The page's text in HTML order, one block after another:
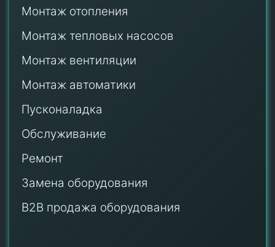
Монтаж отопления
Монтаж тепловых насосов
Монтаж вентиляции
Монтаж автоматики
Пусконаладка
Обслуживание
Ремонт
Замена оборудования
B2B продажа оборудования